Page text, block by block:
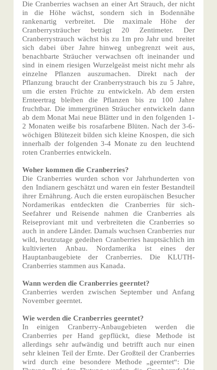
Die Cranberries wachsen an einer Art Strauch, der nicht
in die Höhe wächst, sondern sich in Bodennähe
rankenartig verbreitet. Die maximale Höhe der
Cranberrysträucher beträgt 20 Zentimeter. Der
Cranberrystrauch wächst bis zu 1m pro Jahr und breitet
sich dabei über Jahre hinweg unbegrenzt weit aus,
benachbarte Sträucher verwachsen oft ineinander und
sind in einem riesigen Wurzelgeäst meist nicht mehr als
einzelne Pflanzen auszumachen. Direkt nach der
Pflanzung braucht der Cranberrystrauch bis zu 5 Jahre,
um die ersten Früchte zu entwickeln. Ab dem ersten
Ernteertrag bleiben die Pflanzen bis zu 100 Jahre
fruchtbar. Die immergrünen Sträucher entwickeln dann
ab dem Monat Mai neue Blätter und in den folgenden 1-
2 Monaten weiße bis rosafarbene Blüten. Nach der 3-6-
wöchigen Blütezeit bilden sich kleine Knospen, die sich
innerhalb der folgenden 3-4 Monate zu den leuchtend
roten Cranberries entwickeln.
Woher kommen die Cranberries?
Die Cranberries wurden schon vor Jahrhunderten von
den Indianern geschätzt und waren ein fester Bestandteil
ihrer Ernährung. Auch die ersten europäischen Besucher
Nordamerikas entdeckten die Cranberries für sich-
Seefahrer und Reisende nahmen die Cranberries als
Reiseproviant mit und verbreiteten die Cranberries so
auch in andere Länder. Damals wuchsen Cranberries nur
wild, heutzutage gedeihen Cranberries hauptsächlich im
kultivierten Anbau. Nordamerika ist eines der
Hauptanbaugebiete der Cranberries. Die KLUTH-
Cranberries stammen aus Kanada.
Wann werden die Cranberries geerntet?
Cranberries werden zwischen September und Anfang
November geerntet.
Wie werden die Cranberries geerntet?
In einigen Cranberry-Anbaugebieten werden die
Cranberries per Hand gepflückt, diese Methode ist
allerdings sehr aufwändig und betrifft auch nur einen
sehr kleinen Teil der Ernte. Der Großteil der Cranberries
wird durch eine besondere Methode „geerntet“: Die